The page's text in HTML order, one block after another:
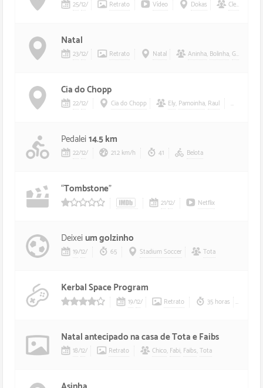
25/12/ Retrato Vídeo Dokas Cleoncio
Natal
23/12/ Retrato Natal Aninha Bolinha Gisela
Cia do Chopp
22/12/ Cia do Chopp Ely Pamoinha Raul
Pedalei14.5 km
22/12/ 21.2 km/h 41 Belota
“Tombstone”
1/5 estrelas 21/12/ Netflix
Deixeium golzinho
19/12/ 65 Stadium Soccer Tota
Kerbal Space Program
4/5 estrelas
19/12/ Retrato 35 horas
Natal antecipado na casa de Tota e Faibs
18/12/ Retrato Chico Fabi Faibs Tota